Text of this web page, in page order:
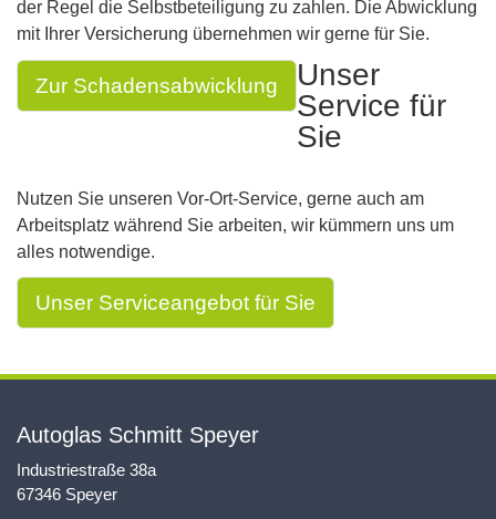
der Regel die Selbstbeteiligung zu zahlen. Die Abwicklung
mit Ihrer Versicherung übernehmen wir gerne für Sie.
Zur Schadensabwicklung
Unser
Service für
Sie
Nutzen Sie unseren Vor-Ort-Service, gerne auch am
Arbeitsplatz während Sie arbeiten, wir kümmern uns um
alles notwendige.
Unser Serviceangebot für Sie
Autoglas Schmitt Speyer
Industriestraße 38a
67346 Speyer